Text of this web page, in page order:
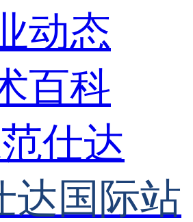
动态
百科
仕达
达国际站